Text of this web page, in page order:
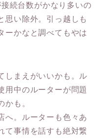
続台数がかなり多いの
思い除外。引っ越しも
ーかなと調べてもやは
しまえがいいかも。ル
用中のルーターが問題
かも。
へ。ルーターも色々あ
て事情を話すも絶対繋